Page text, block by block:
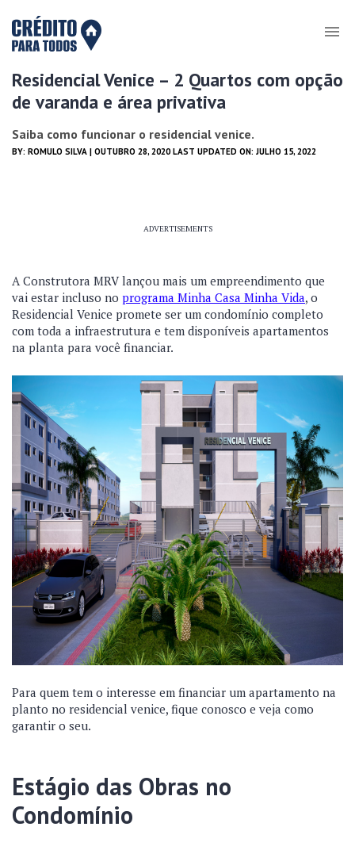
Residencial Venice – 2 Quartos com opção
de varanda e área privativa
Saiba como funcionar o residencial venice.
BY: ROMULO SILVA | OUTUBRO 28, 2020 LAST UPDATED ON: JULHO 15, 2022
ADVERTISEMENTS
A Construtora MRV lançou mais um empreendimento que
vai estar incluso no programa Minha Casa Minha Vida, o
Residencial Venice promete ser um condomínio completo
com toda a infraestrutura e tem disponíveis apartamentos
na planta para você financiar.
Para quem tem o interesse em financiar um apartamento na
planto no residencial venice, fique conosco e veja como
garantir o seu.
Estágio das Obras no
Condomínio